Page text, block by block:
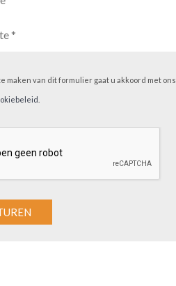
maken van dit formulier gaat u akkoord met ons